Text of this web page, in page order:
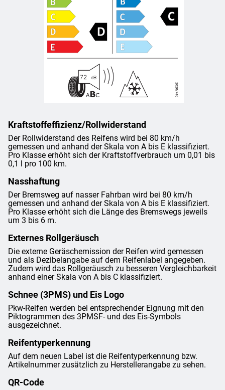
Kraftstoffeffizienz/Rollwiderstand
Der Rollwiderstand des Reifens wird bei 80 km/h
gemessen und anhand der Skala von A bis E klassifiziert.
Pro Klasse erhöht sich der Kraftstoffverbrauch um 0,01 bis
0,1 l pro 100 km.
Nasshaftung
Der Bremsweg auf nasser Fahrban wird bei 80 km/h
gemessen und anhand der Skala von A bis E klassifiziert.
Pro Klasse erhöht sich die Länge des Bremswegs jeweils
um 3 bis 6 m.
Externes Rollgeräusch
Die externe Geräschemission der Reifen wird gemessen
und als Dezibelangabe auf dem Reifenlabel angegeben.
Zudem wird das Rollgeräusch zu besseren Vergleichbarkeit
anhand einer Skala von A bis C klassifiziert.
Schnee (3PMS) und Eis Logo
Pkw-Reifen werden bei entsprechender Eignung mit den
Piktogrammen des 3PMSF- und des Eis-Symbols
ausgezeichnet.
Reifentyperkennung
Auf dem neuen Label ist die Reifentyperkennung bzw.
Artikelnummer zusätzlich zu Herstellerangabe zu sehen.
QR-Code